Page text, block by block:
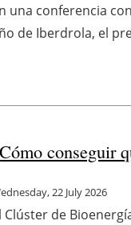
una conferencia
de Iberdrola, el
conseguir
22 July 2026
Clúster de